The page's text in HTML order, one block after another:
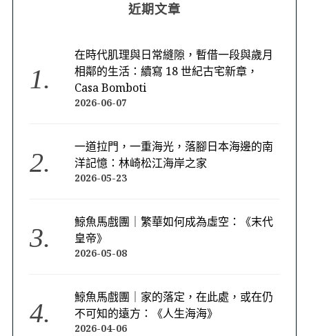
近期文章
在時代肌理與日常縫隙，暫借一段與歲月
相鄰的生活：續寫 18 世紀古宅新章，
Casa Bomboti
2026-06-07
一道拉門，一重海光，落腳日本海邊的南
洋記憶：林崎松江海岸之家
2026-05-23
鯨魚馬戲團｜繁華如何成為虛空：《末代
皇帝》
2026-05-08
鯨魚馬戲團｜家的落定，在此處，或在仍
不可知的遠方：《人生海海》
2026-04-06